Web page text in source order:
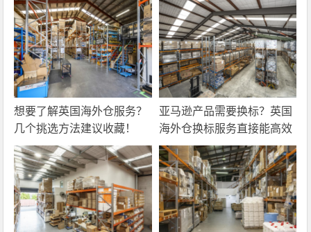
想要了解英国海外仓服务？
几个挑选方法建议收藏！
亚马逊产品需要换标？英国
海外仓换标服务直接能高效
解决！